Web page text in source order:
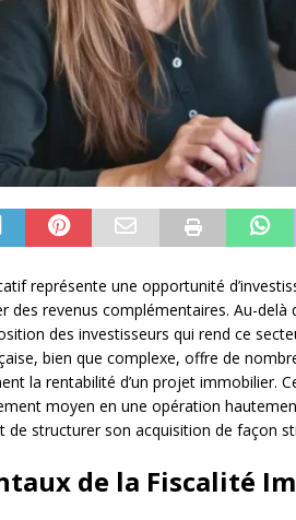
représente une opportunité
des revenus complémentaires. Au-delà
des investisseurs qui rend ce
bien que complexe, offre de
la rentabilité d’un projet immobilier.
moyen en une opération
de structurer son acquisition de façon
de la Fiscalité